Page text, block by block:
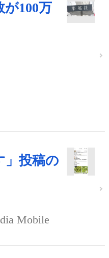
100万
」投稿の
Mobile